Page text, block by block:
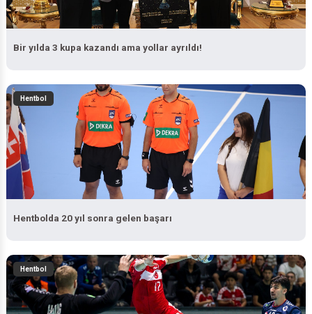
Bir yılda 3 kupa kazandı ama yollar ayrıldı!
Hentbol
Hentbolda 20 yıl sonra gelen başarı
Hentbol